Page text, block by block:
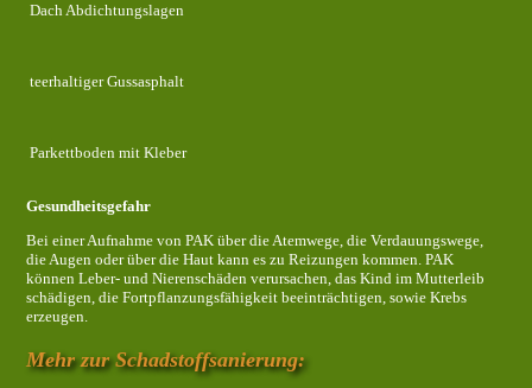
Dach Abdichtungslagen
teerhaltiger Gussasphalt
Parkettboden mit Kleber
Gesundheitsgefahr
Bei einer Aufnahme von PAK über die Atemwege, die Verdauungswege,
die Augen oder über die Haut kann es zu Reizungen kommen. PAK
können Leber- und Nierenschäden verursachen, das Kind im Mutterleib
schädigen, die Fortpflanzungsfähigkeit beeinträchtigen, sowie Krebs
erzeugen.
Mehr zur Schadstoffsanierung: